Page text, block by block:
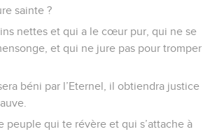
sainte ?
nettes et qui a le cœur pur, qui ne se
et qui ne jure pas pour tromper
béni par l’Eternel, il obtiendra justice
peuple qui te révère et qui s’attache à